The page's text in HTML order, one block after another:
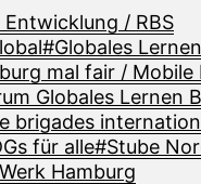
/ RBS
#Globales Lernen
mal fair / Mobile
Globales Lernen
brigades
für alle#Stube
Hamburg